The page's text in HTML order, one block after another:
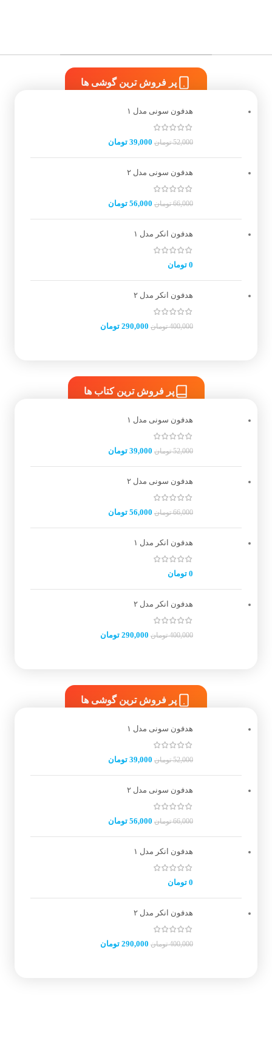
پر فروش ترین گوشی ها
هدفون سونی مدل ۱
52,000 تومان 39,000 تومان
هدفون سونی مدل ۲
66,000 تومان 56,000 تومان
هدفون انکر مدل ۱
0 تومان
هدفون انکر مدل ۲
400,000 تومان 290,000 تومان
پر فروش ترین کتاب ها
هدفون سونی مدل ۱
52,000 تومان 39,000 تومان
هدفون سونی مدل ۲
66,000 تومان 56,000 تومان
هدفون انکر مدل ۱
0 تومان
هدفون انکر مدل ۲
400,000 تومان 290,000 تومان
پر فروش ترین گوشی ها
هدفون سونی مدل ۱
52,000 تومان 39,000 تومان
هدفون سونی مدل ۲
66,000 تومان 56,000 تومان
هدفون انکر مدل ۱
0 تومان
هدفون انکر مدل ۲
400,000 تومان 290,000 تومان